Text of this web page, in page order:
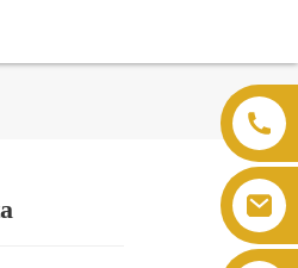
Loading...
Loading...